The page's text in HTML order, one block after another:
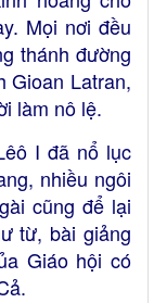
Mọi nơi đều
thánh đường
Gioan Latran,
làm nô lệ.
I đã nổ lục
nhiều ngôi
cũng để lại
từ, bài giảng
Giáo hội có